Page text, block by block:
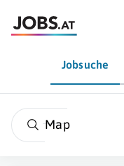
Jobsuche
Map